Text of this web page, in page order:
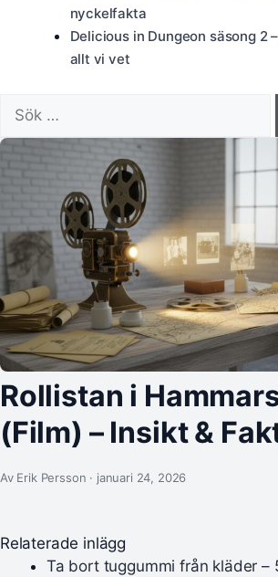
nyckelfakta
Delicious in Dungeon säsong 2
allt vi vet
efter:
Rollistan i
(Film) – Insikt &
Av Erik Persson · januari 24, 2026
Relaterade inlägg
Ta bort tuggummi från kläder –